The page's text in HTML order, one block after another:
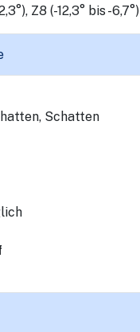
Z8 (-12,3° bis -6,7°)
Schatten